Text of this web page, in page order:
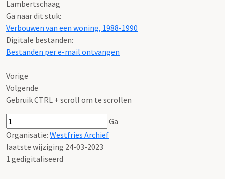
Lambertschaag
Ga naar dit stuk:
Verbouwen van een woning, 1988-1990
Digitale bestanden:
Bestanden per e-mail ontvangen
Vorige
Volgende
Gebruik CTRL + scroll om te scrollen
Ga
Organisatie: Westfries Archief
laatste wijziging 24-03-2023
1 gedigitaliseerd